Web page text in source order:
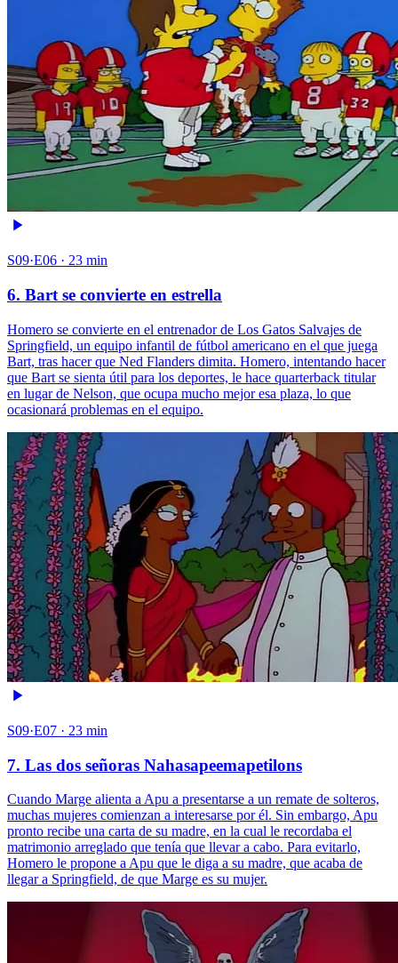
S09·E06 · 23 min
6. Bart se convierte en estrella
Homero se convierte en el entrenador de Los Gatos Salvajes de
Springfield, un equipo infantil de fútbol americano en el que juega
Bart, tras hacer que Ned Flanders dimita. Homero, intentando hacer
que Bart se sienta útil para los deportes, le hace quarterback titular
en lugar de Nelson, que ocupa mucho mejor esa plaza, lo que
ocasionará problemas en el equipo.
S09·E07 · 23 min
7. Las dos señoras Nahasapeemapetilons
Cuando Marge alienta a Apu a presentarse a un remate de solteros,
muchas mujeres comienzan a interesarse por él. Sin embargo, Apu
pronto recibe una carta de su madre, en la cual le recordaba el
matrimonio arreglado que tenía que llevar a cabo. Para evitarlo,
Homero le propone a Apu que le diga a su madre, que acaba de
llegar a Springfield, de que Marge es su mujer.